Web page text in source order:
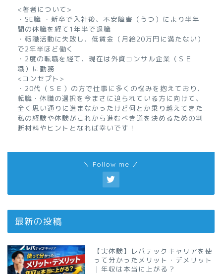
<著者について>
・SE職 ・新卒で入社後、不安障害（うつ）により半年
間の休職を経て1年半で退職
・転職活動に失敗し、低賃金（月給20万円に満たない）
で2年半ほど働く
・2度の転職を経て、現在は外資コンサル企業（ＳＥ
職）に勤務
<コンセプト>
・20代（ＳＥ）の方で仕事に多くの悩みを抱えており、
転職・休職の選択を今まさに迫られている方に向けて、
全く思い通りに進まなかったけど何とか乗り越えてきた
私の経験や体験がこれから進むべき道を決めるための判
断材料やヒントとなれば幸いです！
＼ Follow me ／
最新の投稿
【実体験】レバテックキャリアを使
って分かったメリット・デメリット
｜年収は本当に上がる？